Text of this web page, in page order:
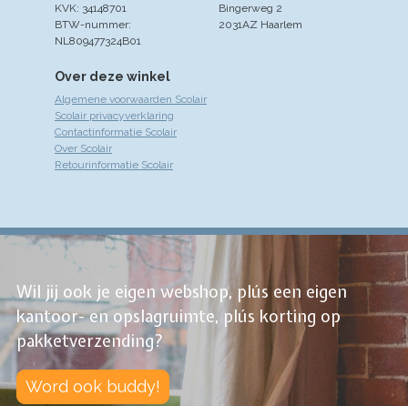
Over deze winkel
Algemene voorwaarden Scolair
Scolair privacyverklaring
Contactinformatie Scolair
Over Scolair
Retourinformatie Scolair
Bingerweg 2
2031AZ Haarlem
KVK: 34148701
BTW-nummer:
NL809477324B01
Wil jij ook je eigen webshop, plús een eigen
kantoor- en opslagruimte, plús korting op
pakketverzending?
Word ook buddy!